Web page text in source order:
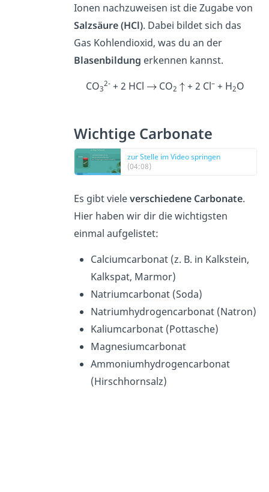
Ionen nachzuweisen ist die Zugabe von
Salzsäure (HCl). Dabei bildet sich das
Gas Kohlendioxid, was du an der
Blasenbildung erkennen kannst.
CO3
2- + 2 HCl CO2 + 2 Cl– + H2O
Wichtige Carbonate
zur Stelle im Video springen
(04:08)
Es gibt vieleverschiedene Carbonate.
Hier haben wir dir die wichtigsten
einmal aufgelistet:
Calciumcarbonat (z. B. in Kalkstein,
Kalkspat, Marmor)
Natriumcarbonat (Soda)
Natriumhydrogencarbonat (Natron)
Kaliumcarbonat (Pottasche)
Magnesiumcarbonat
Ammoniumhydrogencarbonat
(Hirschhornsalz)